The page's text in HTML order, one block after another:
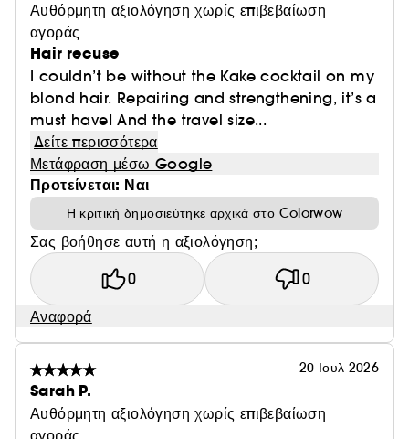
Αυθόρμητη αξιολόγηση χωρίς επιβεβαίωση
αγοράς
Hair recuse
I couldn’t be without the Kake cocktail on my
blond hair. Repairing and strengthening, it’s a
must have! And the travel size...
Δείτε περισσότερα
Μετάφραση μέσω Google
Προτείνεται: Ναι
Η κριτική δημοσιεύτηκε αρχικά στο Colorwow
Σας βοήθησε αυτή η αξιολόγηση;
0 0
Αναφορά
20 Ιουλ 2026
Sarah P.
Αυθόρμητη αξιολόγηση χωρίς επιβεβαίωση
αγοράς